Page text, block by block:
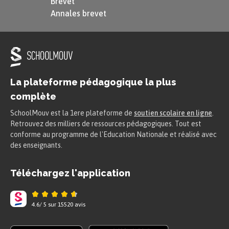
domestiques
Les usages domestiques
utilisée pour la boisson et la cuisine,
l’hygiène corporelle, le nettoyage du
linge et de la vaisselle, le ménage, le
fonctionnement des toilettes, et
et le nettoyage du moyen de
Annales brevet
La plateforme pédagogique la plus
complète
SchoolMouv est la 1ere plateforme de soutien scolaire en ligne
Retrouvez des milliers de ressources pédagogiques. Tout est
conforme au programme de l'Education Nationale et réalisé avec
des enseignants.
Téléchargez l'application
4.6/ 5 sur 15520 avis